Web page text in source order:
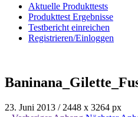
Aktuelle Produkttests
Produkttest Ergebnisse
Testbericht einreichen
Registrieren/Einloggen
23. Juni 2013 / 2448 x 3264 px